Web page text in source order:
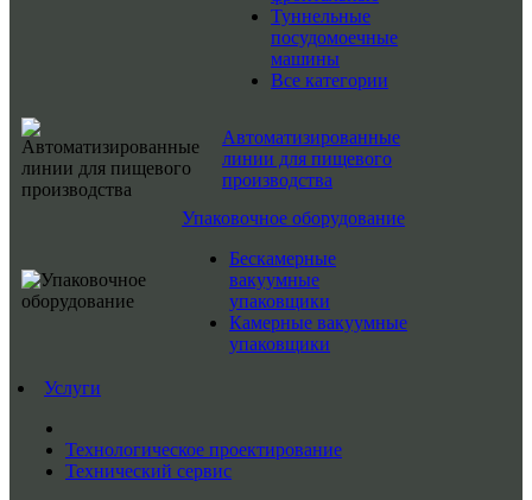
Туннельные
посудомоечные
машины
Все категории
Автоматизированные
линии для пищевого
производства
Упаковочное оборудование
Бескамерные
вакуумные
упаковщики
Камерные вакуумные
упаковщики
Услуги
Технологическое проектирование
Технический сервис